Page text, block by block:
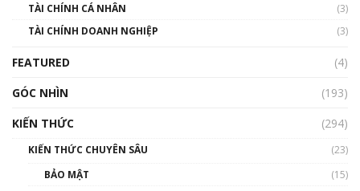
TÀI CHÍNH CÁ NHÂN
(3)
TÀI CHÍNH DOANH NGHIỆP
(3)
FEATURED
(4)
GÓC NHÌN
(193)
KIẾN THỨC
(294)
KIẾN THỨC CHUYÊN SÂU
(23)
BẢO MẬT
(15)